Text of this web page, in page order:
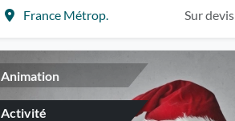
France Métrop. Sur devis
Animation
Activité